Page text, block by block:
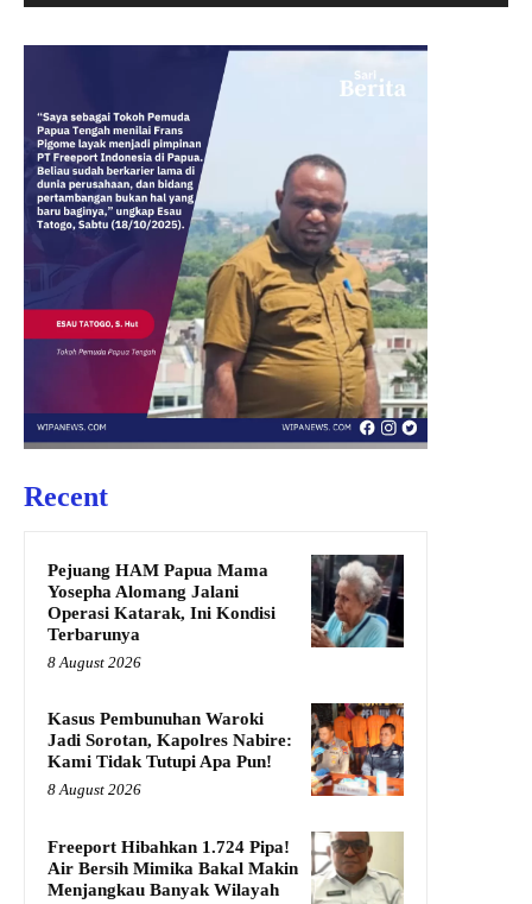
Recent
Pejuang HAM Papua Mama
Yosepha Alomang Jalani
Operasi Katarak, Ini Kondisi
Terbarunya
8 August 2026
Kasus Pembunuhan Waroki
Jadi Sorotan, Kapolres Nabire:
Kami Tidak Tutupi Apa Pun!
8 August 2026
Freeport Hibahkan 1.724 Pipa!
Air Bersih Mimika Bakal Makin
Menjangkau Banyak Wilayah